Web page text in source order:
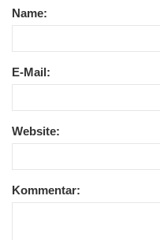
Name:
E-Mail:
Website:
Kommentar: